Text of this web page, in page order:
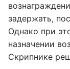
задержать,
Однако при
назначении
Скрипнике